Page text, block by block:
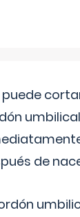
puede
umbilical
de